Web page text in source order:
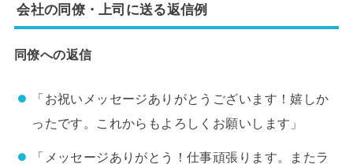
会社の同僚・上司に送る返信例
同僚への返信
「お祝いメッセージありがとうございます！嬉しか
ったです。これからもよろしくお願いします」
「メッセージありがとう！仕事頑張ります。またラ